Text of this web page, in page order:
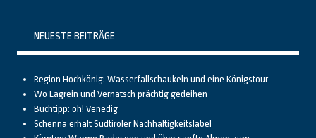
NEUESTE BEITRÄGE
Region Hochkönig: Wasserfallschaukeln und eine Königstour
Wo Lagrein und Vernatsch prächtig gedeihen
Buchtipp: oh! Venedig
Schenna erhält Südtiroler Nachhaltigkeitslabel